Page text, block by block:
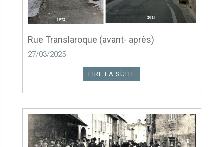
Rue Translaroque (avant- après)
27/03/2025
LIRE LA SUITE